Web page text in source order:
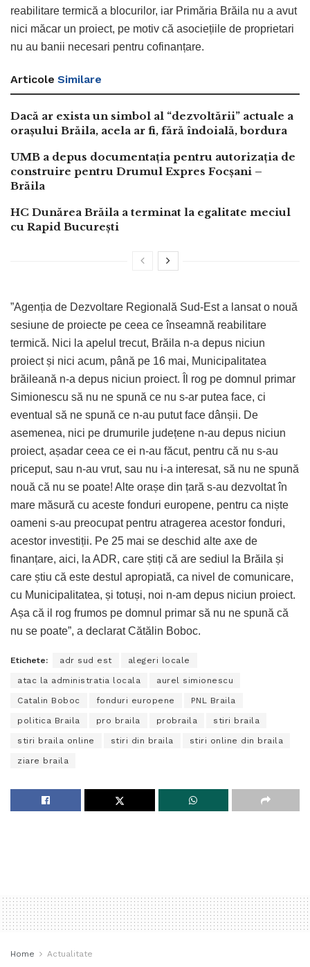
reabilitare termică a blocurilor, iar Primăria Brăila nu a avut
nici măcar un proiect, pe motiv că asociețiile de proprietari
nu au banii necesari pentru cofinanțare.
Articole Similare
Dacă ar exista un simbol al “dezvoltării” actuale a
orașului Brăila, acela ar fi, fără îndoială, bordura
UMB a depus documentația pentru autorizația de
construire pentru Drumul Expres Focșani –
Brăila
HC Dunărea Brăila a terminat la egalitate meciul
cu Rapid București
”Agenția de Dezvoltare Regională Sud-Est a lansat o nouă
sesiune de proiecte pe ceea ce înseamnă reabilitare
termică. Nici la apelul trecut, Brăila n-a depus niciun
proiect și nici acum, până pe 16 mai, Municipalitatea
brăileană n-a depus niciun proiect. Îl rog pe domnul primar
Simionescu să nu ne spună ce nu s-ar putea face, ci
eventual să ne spună ce n-au putut face dânșii. De
asemenea, nici pe drumurile județene n-au depus niciun
proiect, așadar ceea ce ei n-au făcut, pentru că nu s-au
priceput, sau n-au vrut, sau nu i-a interesat, să nu ne spună
nouă că nu se poate! Alte orașe din țară s-au dezvoltat în
mare măsură cu aceste fonduri europene, pentru ca niște
oameni s-au preocupat pentru atragerea acestor fonduri,
acestor investiții. Pe 25 mai se deschid alte axe de
finanțare, aici, la ADR, care știți că are sediul la Brăila și
care știu că este destul apropiată, ca nivel de comunicare,
cu Municipalitatea, și totuși, noi n-am depus niciun proiect.
Așa că il rog frumos pe domnul primar să nu ne spună că
nu se poate”, a declarat Cătălin Boboc.
Etichete: adr sud est alegeri locale
atac la administratia locala aurel simionescu
Catalin Boboc fonduri europene PNL Braila
politica Braila pro braila probraila stiri braila
stiri braila online stiri din braila stiri online din braila
ziare braila
Home Actualitate